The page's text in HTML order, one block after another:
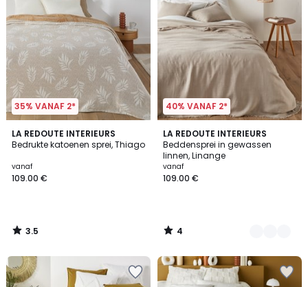
35% VANAF 2*
LA REDOUTE INTERIEURS
Bedrukte katoenen sprei, Thiago
vanaf
109.00 €
3.5
/ 5
3.5
/
40% VANAF 2*
LA REDOUTE INTERIEURS
Beddensprei in gewassen
linnen, Linange
vanaf
109.00 €
4
/
5
5
Kleuren
4
/